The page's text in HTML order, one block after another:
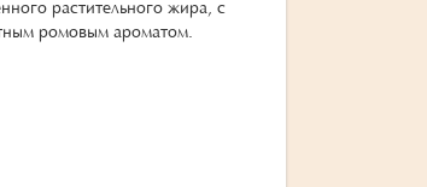
растительного жира, с
ромовым ароматом.